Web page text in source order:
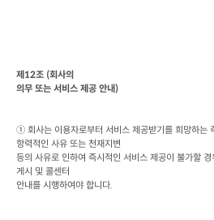
제 12조 (회사의
의무 또는 서비스 제공 안내 )
① 회사는 이용자로부터 서비스 제공받기를 희망하는
항력적인 사유 또는 천재지변
등의 사유로 인하여 즉시적인 서비스 제공이 불가할 경
게시 및 콜센터
안내를 시행하여야 합니다.